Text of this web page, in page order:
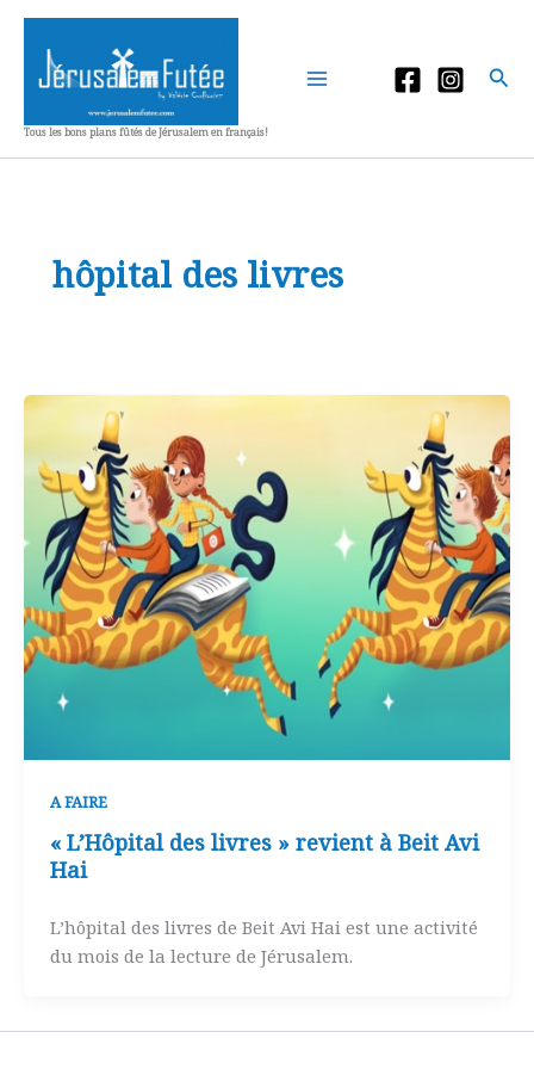
Aller
contenu
Tous les bons plans fûtés de Jérusalem en français!
hôpital des livres
A FAIRE
« L’Hôpital des livres » revient à Beit Avi
Hai
L’hôpital des livres de Beit Avi Hai est une activité
du mois de la lecture de Jérusalem.